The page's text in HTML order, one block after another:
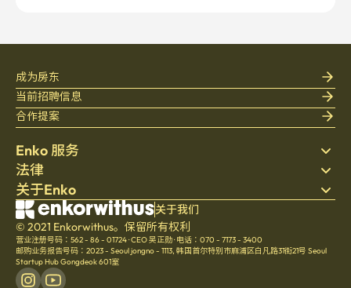
Enko 服务
搜索房源
床上用品
博客
帮助中心
法律
隐私政策
服务条款
取消与退款政策
关于Enko
公司介绍
招聘
文化
成为房东
当前招聘信息
合作提案
关于我们
© 2021 Enkorwithus。保留所有权利
营业注册号码：562 - 86 - 01724·CEO 吴正勋· 电话：070 - 7173 - 3400
邮购业务报告号码：2023 - Seoul jongno - 1113, 韩国首尔特别市麻浦区白凡路31街21号 Seoul
Startup Hub Gongdeok 601室